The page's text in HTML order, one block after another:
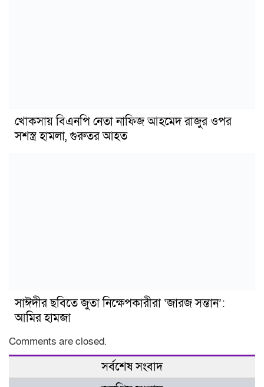
খোকসায় বিএনপি নেতা নাফিজ আহমেদ রাজুর ওপর
সশস্ত্র হামলা, গুরুতর আহত
সাঈদীর ছবিতে জুতা নিক্ষেপকারীরা ‘জারজ সন্তান’:
আমির হামজা
Comments are closed.
সর্বশেষ সংবাদ